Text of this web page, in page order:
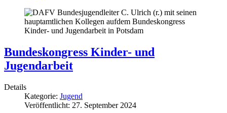
Bundeskongress Kinder- und
Jugendarbeit
Details
Kategorie: Jugend
Veröffentlicht: 27. September 2024